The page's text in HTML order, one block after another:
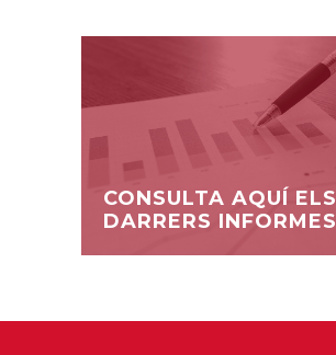
CONSULTA AQUÍ ELS
DARRERS INFORMES